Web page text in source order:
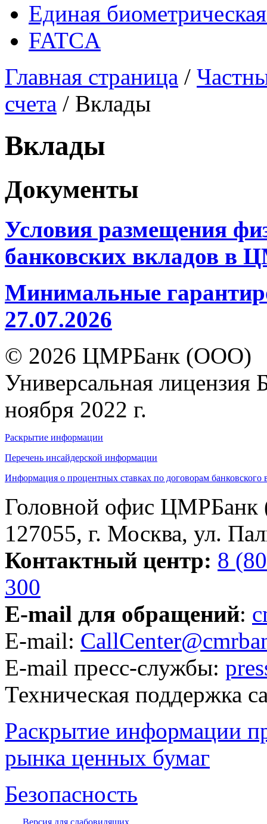
Единая
FATCA
Главная страница /
счета / Вклады
Вклады
Документы
Условия размещения
банковских вкладов
Минимальные
27.07.2026
© 2026 ЦМРБанк (ООО)
Универсальная
ноября 2022 г.
Раскрытие информации
Перечень инсайдерской информации
Информация о процентных ставках по договорам банковского
Головной офис
127055, г. Москва, ул.
Контактный центр: 8
300
E-mail для обращений:
E-mail:
E-mail пресс-службы:
Техническая поддержка
Раскрытие информации
рынка ценных бумаг
Безопасность
Версия для слабовидящих